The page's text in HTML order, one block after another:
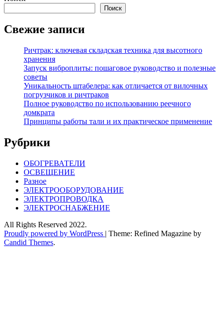
Поиск
Свежие записи
Ричтрак: ключевая складская техника для высотного
хранения
Запуск виброплиты: пошаговое руководство и полезные
советы
Уникальность штабелера: как отличается от вилочных
погрузчиков и ричтраков
Полное руководство по использованию реечного
домкрата
Принципы работы тали и их практическое применение
Рубрики
ОБОГРЕВАТЕЛИ
ОСВЕЩЕНИЕ
Разное
ЭЛЕКТРООБОРУДОВАНИЕ
ЭЛЕКТРОПРОВОДКА
ЭЛЕКТРОСНАБЖЕНИЕ
All Rights Reserved 2022.
Proudly powered by WordPress | Theme: Refined Magazine by
Candid Themes.